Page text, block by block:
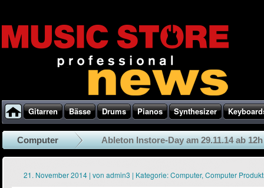
Gitarren Bässe Drums Pianos Synthesizer
Computer Ableton Instore-Day am 29.11.14 ab 12h
21. November 2014 | von admin3 | Kategorie:Computer, Computer